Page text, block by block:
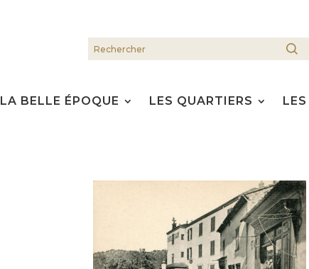
LA BELLE ÉPOQUE LES QUARTIERS